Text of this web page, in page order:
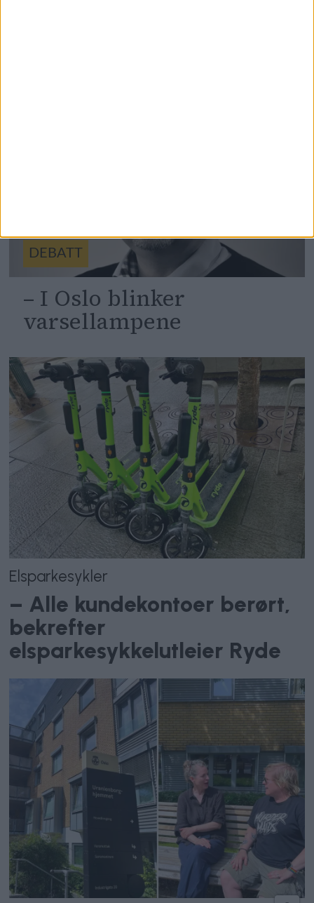
DEBATT
– I Oslo blinker
varsellampene
Elsparkesykler
– Alle kundekontoer berørt,
bekrefter
elsparkesykkelutleier Ryde